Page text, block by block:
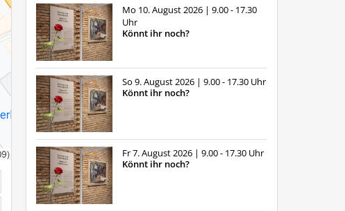
Mo 10. August 2026 | 9.00 - 17.30
Uhr
Könnt ihr noch?
So 9. August 2026 | 9.00 - 17.30 Uhr
Könnt ihr noch?
Fr 7. August 2026 | 9.00 - 17.30 Uhr
Könnt ihr noch?